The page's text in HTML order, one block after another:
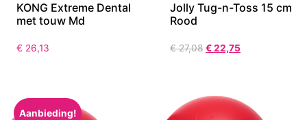
KONG Extreme Dental
met touw Md
€ 26,13
Jolly Tug-n-Toss 15 cm
Rood
€27,08 €22,75
Aanbieding!